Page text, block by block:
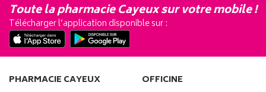
Toute la pharmacie Cayeux sur votre mobile !
Télécharger l’application disponible sur :
PHARMACIE CAYEUX OFFICINE